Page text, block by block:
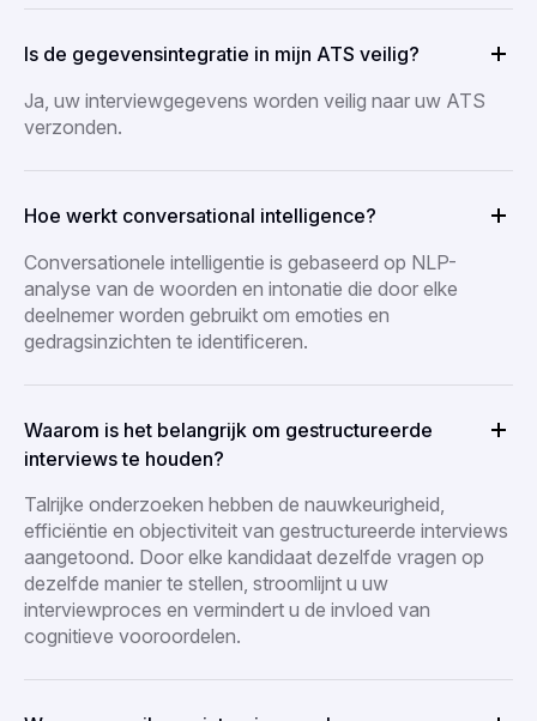
Is de gegevensintegratie in mijn ATS veilig?
Ja, uw interviewgegevens worden veilig naar uw ATS
verzonden.
Hoe werkt conversational intelligence?
Conversationele intelligentie is gebaseerd op NLP-
analyse van de woorden en intonatie die door elke
deelnemer worden gebruikt om emoties en
gedragsinzichten te identificeren.
Waarom is het belangrijk om gestructureerde
interviews te houden?
Talrijke onderzoeken hebben de nauwkeurigheid,
efficiëntie en objectiviteit van gestructureerde interviews
aangetoond. Door elke kandidaat dezelfde vragen op
dezelfde manier te stellen, stroomlijnt u uw
interviewproces en vermindert u de invloed van
cognitieve vooroordelen.